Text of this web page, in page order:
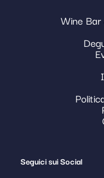
Wine
Seguici sui Social